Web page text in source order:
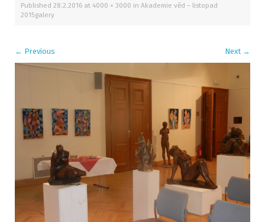
Published 28.2.2016 at 4000 × 3000 in Akademie věd – listopad
2015galery
← Previous Next →